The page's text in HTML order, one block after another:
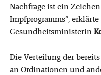
Nachfrage ist ein
Impfprogramms“, erklärte
Gesundheitsministerin
Die Verteilung der
an Ordinationen und